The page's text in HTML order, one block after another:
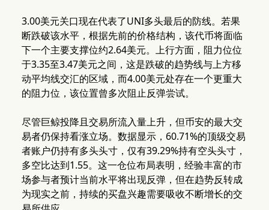
3.00美元关口现在代表了UNI多头最后的防线。若果
断跌破该水平，根据先前的价格结构，该代币将面临
下一个主要支撑位约2.64美元。上行方面，阻力位位
于3.35至3.47美元之间，这是跌破的趋势线与上方移
动平均线交汇的区域，而4.00美元处存在一个更重大
的阻力位，该位置曾多次阻止反弹尝试。
尽管巨鲸投降且交易所流入量上升，但币安的最大交
易者仍保持看涨立场。数据显示，60.71%的顶级交易
者账户仍持有多头头寸，仅有39.29%持有空头头寸，
多空比达到1.55。这一仓位布局表明，经验丰富的市
场参与者预计当前水平将出现反弹，但在趋势反转成
为现实之前，持续的买盘兴趣需要吸收不断增长的交